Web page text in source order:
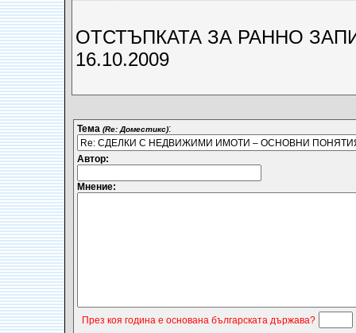
ОТСТЪПКАТА ЗА РАННО
16.10.2009
Тема (Re: Доместикс):
Автор:
Мнение:
През коя година е основана българската държава?